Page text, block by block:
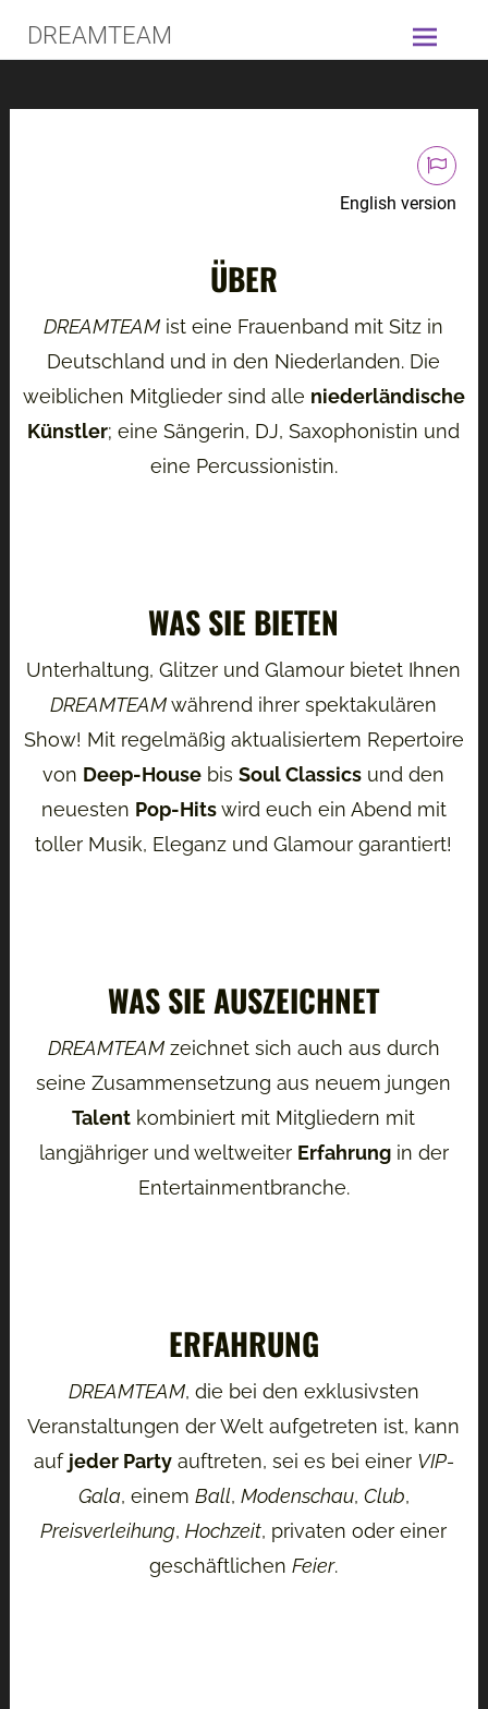
DREAMTEAM
English version
ÜBER
DREAMTEAM ist eine Frauenband mit Sitz in
Deutschland und in den Niederlanden. Die
weiblichen Mitglieder sind alle niederländische
Künstler; eine Sängerin, DJ, Saxophonistin und
eine Percussionistin.
WAS SIE BIETEN
Unterhaltung, Glitzer und Glamour bietet Ihnen
DREAMTEAMwährend ihrer spektakulären
Show! Mit regelmäßig aktualisiertem Repertoire
von Deep-House bisSoul Classics und den
neuesten Pop-Hitswird euch ein Abend mit
toller Musik, Eleganz und Glamour garantiert!
WAS SIE AUSZEICHNET
DREAMTEAMzeichnet sich auch aus durch
seine Zusammensetzung aus neuem jungen
Talent kombiniert mit Mitgliedern mit
langjähriger und weltweiter Erfahrungin der
Entertainmentbranche.
ERFAHRUNG
DREAMTEAM, die bei den exklusivsten
Veranstaltungen der Welt aufgetreten ist, kann
auf jeder Partyauftreten, sei es bei einer VIP-
Gala, einem Ball, Modenschau, Club,
Preisverleihung,Hochzeit, privaten oder einer
geschäftlichenFeier.